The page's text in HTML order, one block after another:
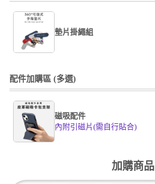
墊片掛繩組
掛繩
undefined / undefined
配件加購區 (多選)
磁吸配件
內附引磁片(需自行貼合)
加購商品